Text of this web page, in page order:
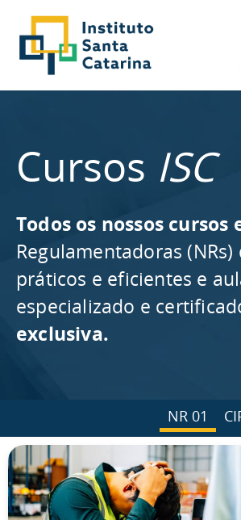
Cursos ISC
Todos os nossos cursos
Regulamentadoras
práticos e eficientes e
especializado e
exclusiva.
NR 01